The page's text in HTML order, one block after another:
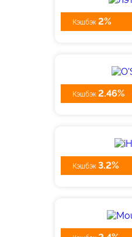
Кэшбэк 2%
Кэшбэк 2.46%
Кэшбэк 3.2%